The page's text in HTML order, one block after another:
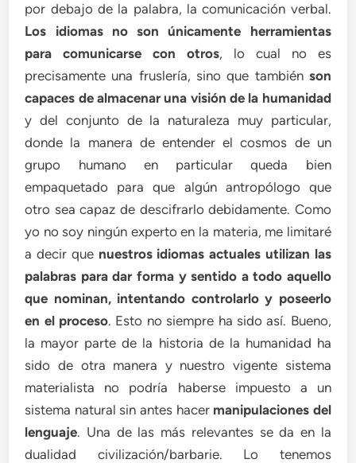
por debajo de la palabra, la comunicación verbal.
Los idiomas no son únicamente herramientas
para comunicarse con otros, lo cual no es
precisamente una fruslería, sino que también son
capaces de almacenar una visión de la humanidad
y del conjunto de la naturaleza muy particular,
donde la manera de entender el cosmos de un
grupo humano en particular queda bien
empaquetado para que algún antropólogo que
otro sea capaz de descifrarlo debidamente. Como
yo no soy ningún experto en la materia, me limitaré
a decir que nuestros idiomas actuales utilizan las
palabras para dar forma y sentido a todo aquello
que nominan, intentando controlarlo y poseerlo
en el proceso. Esto no siempre ha sido así. Bueno,
la mayor parte de la historia de la humanidad ha
sido de otra manera y nuestro vigente sistema
materialista no podría haberse impuesto a un
sistema natural sin antes hacer manipulaciones del
lenguaje. Una de las más relevantes se da en la
dualidad civilización/barbarie. Lo tenemos